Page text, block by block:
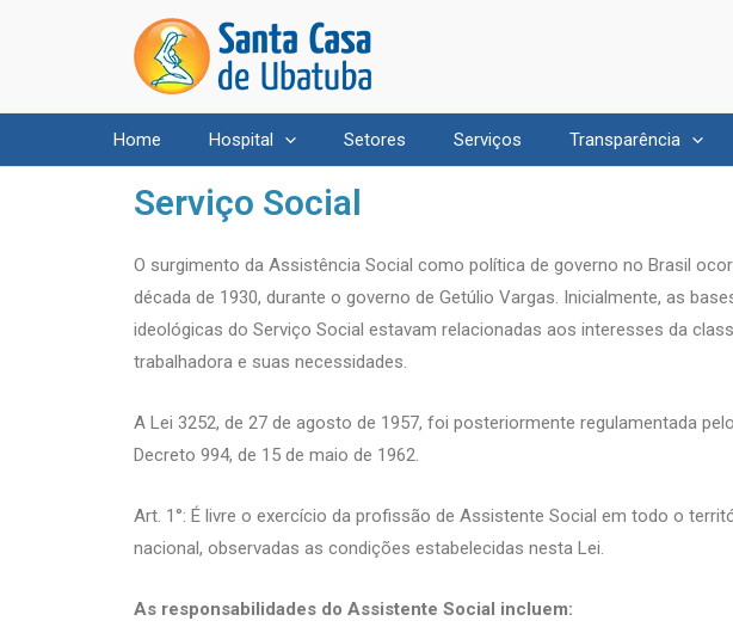
Home Hospital Setores Serviços Transparência
Serviço Social
O surgimento da Assistência Social como política de governo no Brasil
década de 1930, durante o governo de Getúlio Vargas. Inicialmente, as
ideológicas do Serviço Social estavam relacionadas aos interesses da
trabalhadora e suas necessidades.
A Lei 3252, de 27 de agosto de 1957, foi posteriormente regulamentada pelo
Decreto 994, de 15 de maio de 1962.
Art. 1°: É livre o exercício da profissão de Assistente Social em todo o
nacional, observadas as condições estabelecidas nesta Lei.
As responsabilidades do Assistente Social incluem: